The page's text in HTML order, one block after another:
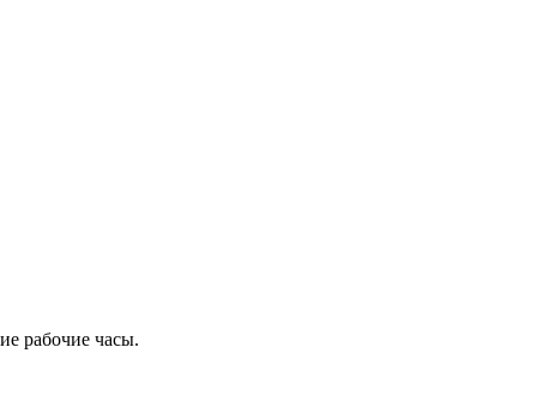
рабочие часы.